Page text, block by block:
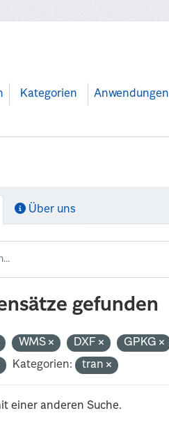
Kategorien Anwendungen
Über uns
gefunden
WMS DXF GPKG
Kategorien: tran
einer anderen Suche.